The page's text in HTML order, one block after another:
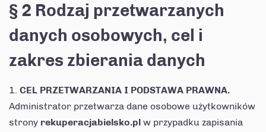
§ 2 Rodzaj przetwarzanych
danych osobowych, cel i
zakres zbierania danych
CEL PRZETWARZANIA I PODSTAWA PRAWNA.
Administrator przetwarza dane osobowe użytkowników
strony rekuperacjabielsko.pl w przypadku zapisania